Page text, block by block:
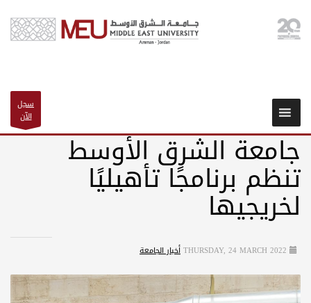
سجل
الآن
جامعة الشرق الأوسط
تنظم برنامجًا تأهيليًا
لخريجيها
THURSDAY, 24 MARCH 2022أخبار الجامعة